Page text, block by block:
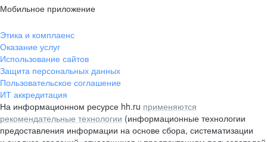
Мобильное приложение
Этика и комплаенс
Оказание услуг
Использование сайтов
Защита персональных данных
Пользовательское соглашение
ИТ аккредитация
На информационном ресурсе hh.ru применяются
рекомендательные технологии (информационные технологии
предоставления информации на основе сбора, систематизации